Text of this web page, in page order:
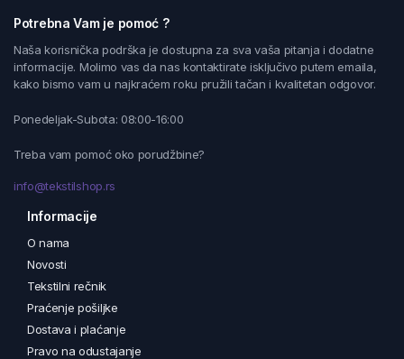
Potrebna Vam je pomoć ?
Naša korisnička podrška je dostupna za sva vaša pitanja i dodatne
informacije. Molimo vas da nas kontaktirate isključivo putem emaila,
kako bismo vam u najkraćem roku pružili tačan i kvalitetan odgovor.
Ponedeljak-Subota: 08:00-16:00
Treba vam pomoć oko porudžbine?
info@tekstilshop.rs
Informacije
O nama
Novosti
Tekstilni rečnik
Praćenje pošiljke
Dostava i plaćanje
Pravo na odustajanje